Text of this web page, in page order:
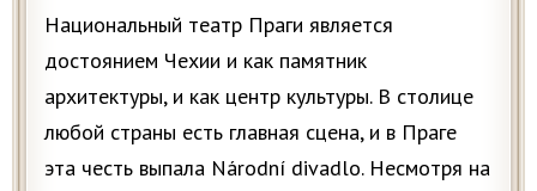
Национальный театр Праги является
достоянием Чехии и как памятник
архитектуры, и как центр культуры. В столице
любой страны есть главная сцена, и в Праге
эта честь выпала Národní divadlo. Несмотря на